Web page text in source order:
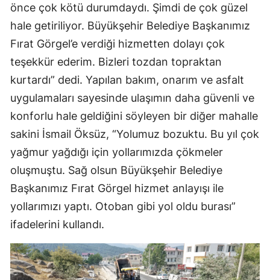
önce çok kötü durumdaydı. Şimdi de çok güzel
hale getiriliyor. Büyükşehir Belediye Başkanımız
Fırat Görgel’e verdiği hizmetten dolayı çok
teşekkür ederim. Bizleri tozdan topraktan
kurtardı” dedi. Yapılan bakım, onarım ve asfalt
uygulamaları sayesinde ulaşımın daha güvenli ve
konforlu hale geldiğini söyleyen bir diğer mahalle
sakini İsmail Öksüz, “Yolumuz bozuktu. Bu yıl çok
yağmur yağdığı için yollarımızda çökmeler
oluşmuştu. Sağ olsun Büyükşehir Belediye
Başkanımız Fırat Görgel hizmet anlayışı ile
yollarımızı yaptı. Otoban gibi yol oldu burası”
ifadelerini kullandı.